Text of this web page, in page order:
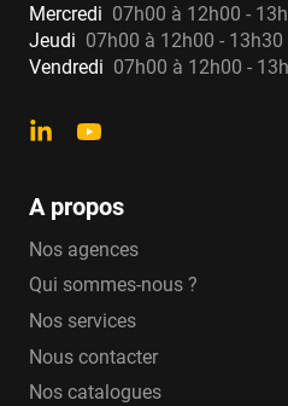
Mercredi 07h00 à 12h00 -
Jeudi 07h00 à 12h00 -
Vendredi 07h00 à 12h00 -
A propos
Nos agences
Qui sommes-nous ?
Nos services
Nous contacter
Nos catalogues